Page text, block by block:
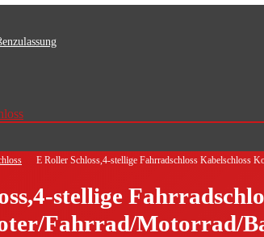
E Roller Schloss,4-stellige Fahrradschloss Kabelschloss
stellige
Fahrrad/Motorrad/